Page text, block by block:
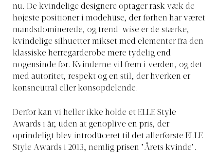
nu. De kvindelige designere optager rask væk de
højeste positioner i modehuse, der førhen har været
mandsdominerede, og trend-wise er de stærke,
kvindelige silhuetter mikset med elementer fra den
klassiske herregarderobe mere tydelig end
nogensinde før. Kvinderne vil frem i verden, og det
med autoritet, respekt og en stil, der hverken er
kønsneutral eller kønsopdelende.
Derfor kan vi heller ikke holde et ELLE Style
Awards i år, uden at genoplive en pris, der
oprindeligt blev introduceret til det allerførste ELLE
Style Awards i 2013, nemlig prisen ’Årets kvinde’.